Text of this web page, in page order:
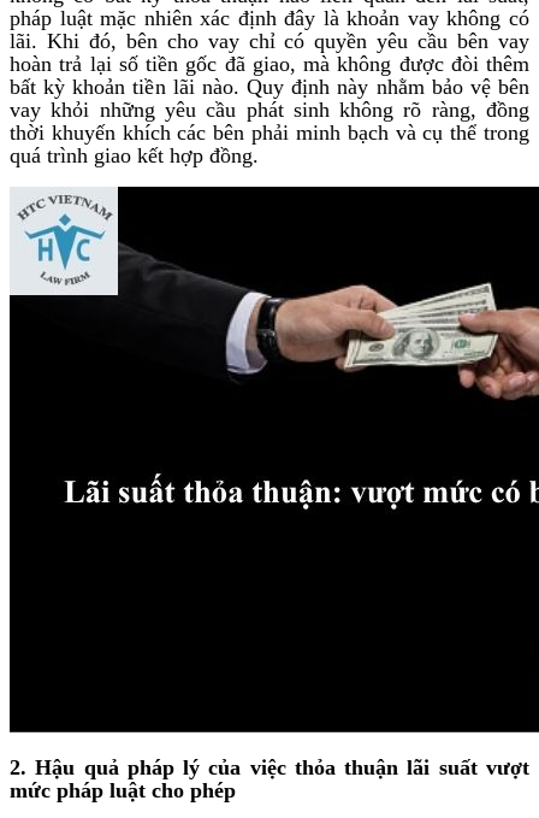
pháp luật mặc nhiên xác định đây là khoản vay không có
lãi. Khi đó, bên cho vay chỉ có quyền yêu cầu bên vay
hoàn trả lại số tiền gốc đã giao, mà không được đòi thêm
bất kỳ khoản tiền lãi nào. Quy định này nhằm bảo vệ bên
vay khỏi những yêu cầu phát sinh không rõ ràng, đồng
thời khuyến khích các bên phải minh bạch và cụ thể trong
quá trình giao kết hợp đồng.
2. Hậu quả pháp lý của việc thỏa thuận lãi suất vượt
mức pháp luật cho phép